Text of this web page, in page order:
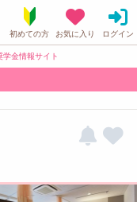
金情報サイト